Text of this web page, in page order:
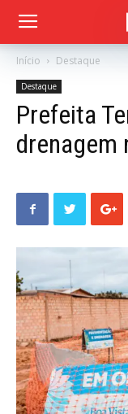
Início Destaque
Destaque
Prefeita
drenagem